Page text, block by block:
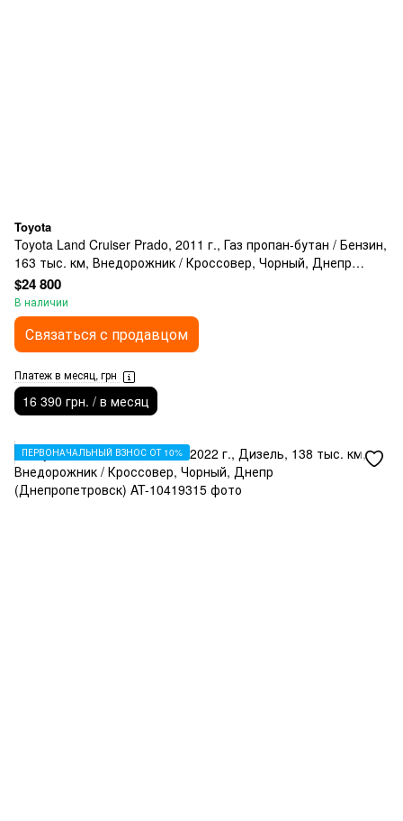
Toyota
Toyota Land Cruiser Prado, 2011 г., Газ пропан-бутан / Бензин,
163 тыс. км, Внедорожник / Кроссовер, Чорный, Днепр
(Днепропетровск)
$24 800
В наличии
Связаться с продавцом
Платеж в месяц, грн
16 390 грн. / в месяц
ПЕРВОНАЧАЛЬНЫЙ ВЗНОС ОТ 10%